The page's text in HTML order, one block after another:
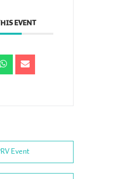
EVENT
Event